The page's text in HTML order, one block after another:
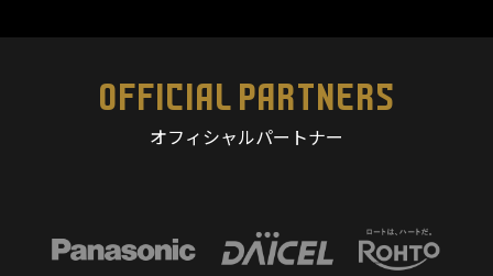
OFFICIAL PARTNERS
オフィシャルパートナー